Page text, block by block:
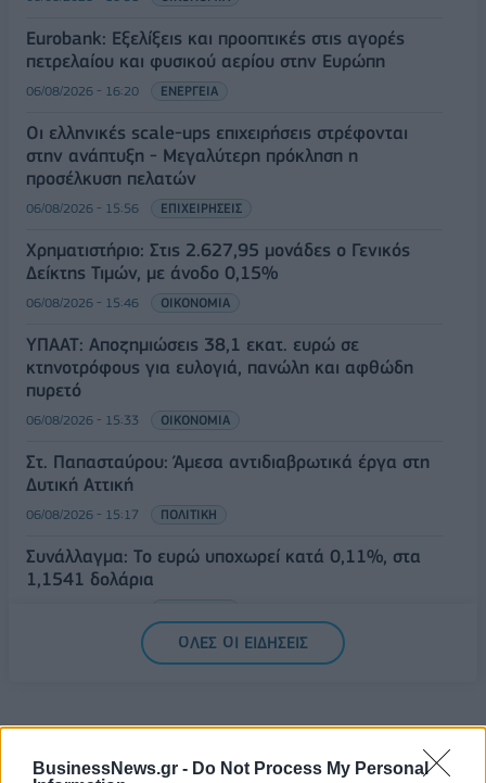
BusinessNews.gr - Do Not Process My Personal
Eurobank: Εξελίξεις και προοπτικές στις αγορές
πετρελαίου και φυσικού αερίου στην Ευρώπη
06/08/2026 - 16:20 ΕΝΕΡΓΕΙΑ
Οι ελληνικές scale-ups επιχειρήσεις στρέφονται
στην ανάπτυξη - Μεγαλύτερη πρόκληση η
προσέλκυση πελατών
06/08/2026 - 15:56 ΕΠΙΧΕΙΡΗΣΕΙΣ
Χρηματιστήριο: Στις 2.627,95 μονάδες ο Γενικός
Δείκτης Τιμών, με άνοδο 0,15%
06/08/2026 - 15:46 ΟΙΚΟΝΟΜΙΑ
ΥΠΑΑΤ: Αποζημιώσεις 38,1 εκατ. ευρώ σε
κτηνοτρόφους για ευλογιά, πανώλη και αφθώδη
πυρετό
06/08/2026 - 15:33 ΟΙΚΟΝΟΜΙΑ
Στ. Παπασταύρου: Άμεσα αντιδιαβρωτικά έργα στη
Δυτική Αττική
06/08/2026 - 15:17 ΠΟΛΙΤΙΚΗ
Συνάλλαγμα: Το ευρώ υποχωρεί κατά 0,11%, στα
1,1541 δολάρια
ΟΛΕΣ ΟΙ ΕΙΔΗΣΕΙΣ